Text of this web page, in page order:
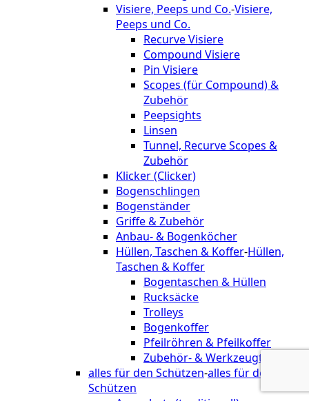
Visiere, Peeps und Co.-Visiere,
Peeps und Co.
Recurve Visiere
Compound Visiere
Pin Visiere
Scopes (für Compound) &
Zubehör
Peepsights
Linsen
Tunnel, Recurve Scopes &
Zubehör
Klicker (Clicker)
Bogenschlingen
Bogenständer
Griffe & Zubehör
Anbau- & Bogenköcher
Hüllen, Taschen & Koffer-Hüllen,
Taschen & Koffer
Bogentaschen & Hüllen
Rucksäcke
Trolleys
Bogenkoffer
Pfeilröhren & Pfeilkoffer
Zubehör- & Werkzeugtaschen
alles für den Schützen-alles für den
Schützen